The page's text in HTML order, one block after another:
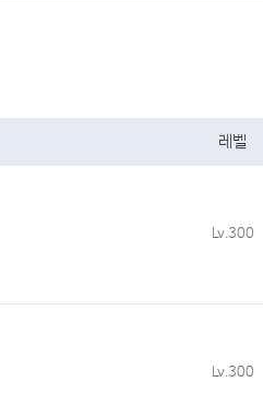
레벨
Lv.300
Lv.300